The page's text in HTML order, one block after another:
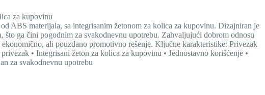
za kupovinu
ABS materijala, sa integrisanim žetonom za kolica za kupovinu. Dizajniran je
što ga čini pogodnim za svakodnevnu upotrebu. Zahvaljujući dobrom odnosu
ali pouzdano promotivno rešenje. Ključne karakteristike: Privezak
• Integrisani žeton za kolica za kupovinu • Jednostavno korišćenje •
za svakodnevnu upotrebu